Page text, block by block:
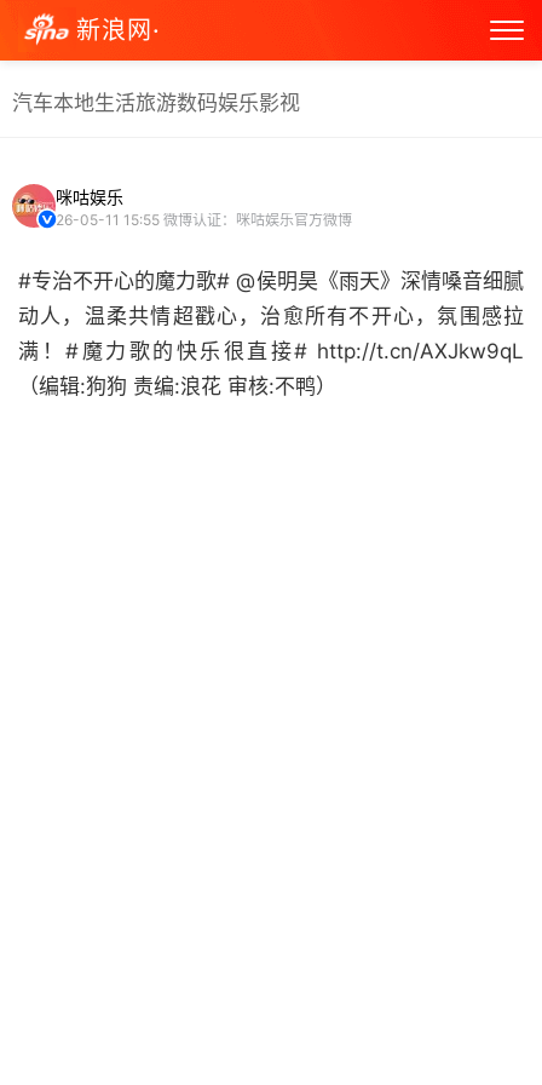
新浪网·
汽车本地生活旅游数码娱乐影视
咪咕娱乐
26-05-11 15:55 微博认证：咪咕娱乐官方微博
#专治不开心的魔力歌# @侯明昊《雨天》深情嗓音细腻
动人，温柔共情超戳心，治愈所有不开心，氛围感拉
满！#魔力歌的快乐很直接# http://t.cn/AXJkw9qL
（编辑:狗狗 责编:浪花 审核:不鸭） ​